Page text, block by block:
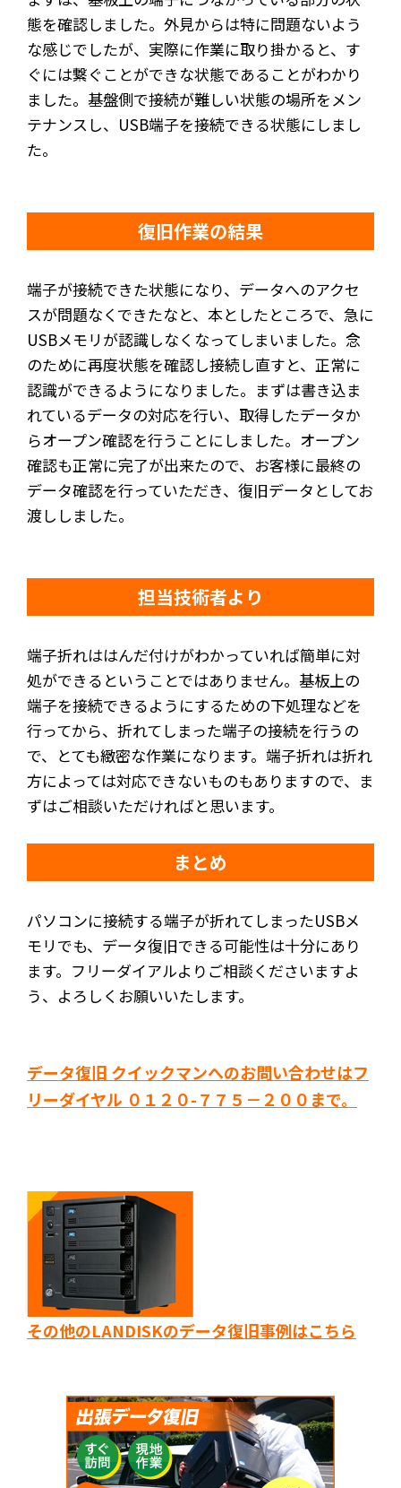
態を確認しました。外見からは特に問題ないよう
な感じでしたが、実際に作業に取り掛かると、す
ぐには繋ぐことができな状態であることがわかり
ました。基盤側で接続が難しい状態の場所をメン
テナンスし、USB端子を接続できる状態にしまし
た。
復旧作業の結果
端子が接続できた状態になり、データへのアクセ
スが問題なくできたなと、本としたところで、急に
USBメモリが認識しなくなってしまいました。念
のために再度状態を確認し接続し直すと、正常に
認識ができるようになりました。まずは書き込ま
れているデータの対応を行い、取得したデータか
らオープン確認を行うことにしました。オープン
確認も正常に完了が出来たので、お客様に最終の
データ確認を行っていただき、復旧データとしてお
渡ししました。
担当技術者より
端子折れははんだ付けがわかっていれば簡単に対
処ができるということではありません。基板上の
端子を接続できるようにするための下処理などを
行ってから、折れてしまった端子の接続を行うの
で、とても緻密な作業になります。端子折れは折れ
方によっては対応できないものもありますので、ま
ずはご相談いただければと思います。
まとめ
パソコンに接続する端子が折れてしまったUSBメ
モリでも、データ復旧できる可能性は十分にあり
ます。フリーダイアルよりご相談くださいますよ
う、よろしくお願いいたします。
データ復旧 クイックマンへのお問い合わせはフ
リーダイヤル ０１２０-７７５－２００まで。
その他のLANDISKのデータ復旧事例はこちら